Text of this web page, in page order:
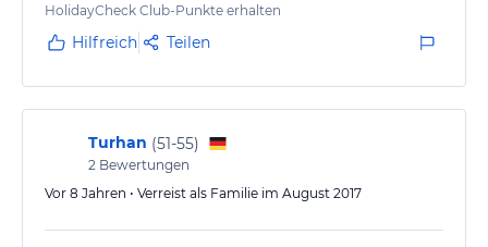
gehen, ist das Hotel aufgrund der lauten Bars in
unmittelbarer Nähe ungeeignet, da diese erst um
Beschallung vieler Bars zieht sich durch den
gesamten Ort.
HolidayCheck Club-Punkte erhalten
Hilfreich Teilen
Turhan (51-55)
2 Bewertungen
Vor 8 Jahren • Verreist als Familie im August 2017